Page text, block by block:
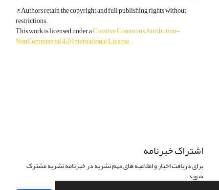
© Authors retain the copyright and full publishing rights without
restrictions.
This work is licensed under aCreative Commons Attribution-
NonCommercial 4.0 International License.
اشتراک خبرنامه
برای دریافت اخبار و اطلاعیه های مهم نشریه در خبرنامه نشریه مشترک
شوید.